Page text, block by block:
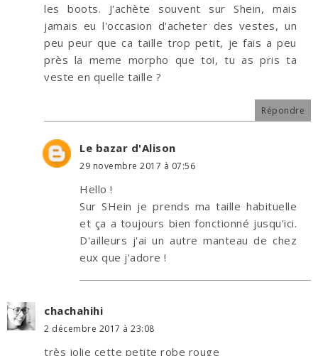
les boots. J'achète souvent sur Shein, mais
jamais eu l'occasion d'acheter des vestes, un
peu peur que ca taille trop petit, je fais a peu
près la meme morpho que toi, tu as pris ta
veste en quelle taille ?
Répondre
Le bazar d'Alison
29 novembre 2017 à 07:56
Hello !
Sur SHein je prends ma taille habituelle
et ça a toujours bien fonctionné jusqu'ici.
D'ailleurs j'ai un autre manteau de chez
eux que j'adore !
chachahihi
2 décembre 2017 à 23:08
très jolie cette petite robe rouge